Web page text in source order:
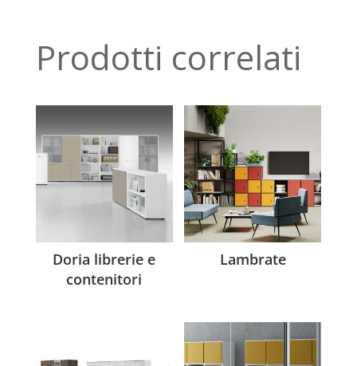
Prodotti correlati
Doria librerie e
contenitori
Lambrate